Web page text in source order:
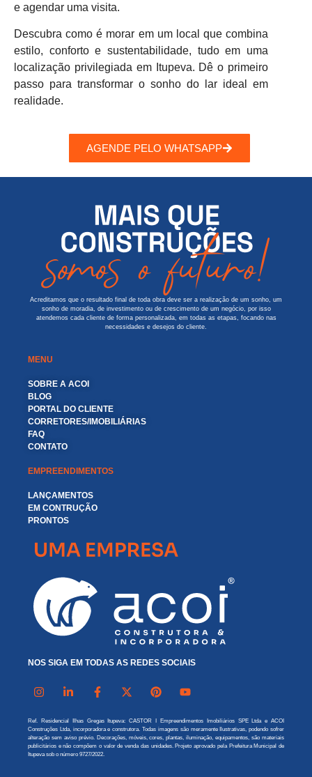
e agendar uma visita.
Descubra como é morar em um local que combina
estilo, conforto e sustentabilidade, tudo em uma
localização privilegiada em Itupeva. Dê o primeiro
passo para transformar o sonho do lar ideal em
realidade.
AGENDE PELO WHATSAPP
Acreditamos que o resultado final de toda obra deve ser a realização de um sonho, um
sonho de moradia, de investimento ou de crescimento de um negócio, por isso
atendemos cada cliente de forma personalizada, em todas as etapas, focando nas
necessidades e desejos do cliente.
MENU
SOBRE A ACOI
BLOG
PORTAL DO CLIENTE
CORRETORES/IMOBILIÁRIAS
FAQ
CONTATO
EMPREENDIMENTOS
LANÇAMENTOS
EM CONTRUÇÃO
PRONTOS
NOS SIGA EM TODAS AS REDES SOCIAIS
Ref. Residencial Ilhas Gregas Itupeva: CASTOR I Empreendimentos Imobiliários SPE Ltda e ACOI
Construções Ltda, incorporadora e construtora. Todas imagens são meramente Ilustrativas, podendo sofrer
alteração sem aviso prévio. Decorações, móveis, cores, plantas, iluminação, equipamentos, são materiais
publicitários e não compõem o valor de venda das unidades. Projeto aprovado pela Prefeitura Municipal de
Itupeva sob o número 9727/2022.